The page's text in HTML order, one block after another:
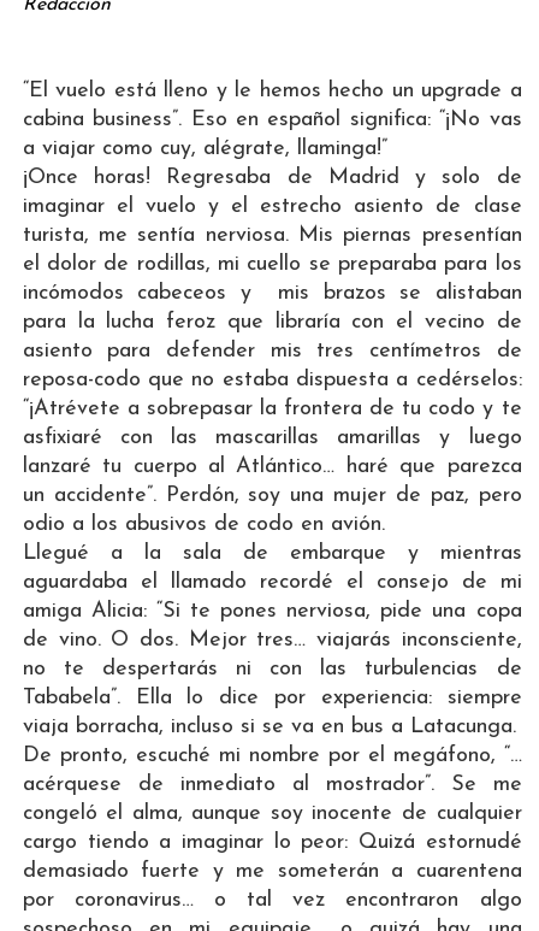
Redacción
“El vuelo está lleno y le hemos hecho un upgrade a
cabina business”. Eso en español significa: “¡No vas
a viajar como cuy, alégrate, llaminga!”
¡Once horas! Regresaba de Madrid y solo de
imaginar el vuelo y el estrecho asiento de clase
turista, me sentía nerviosa. Mis piernas presentían
el dolor de rodillas, mi cuello se preparaba para los
incómodos cabeceos y mis brazos se alistaban
para la lucha feroz que libraría con el vecino de
asiento para defender mis tres centímetros de
reposa-codo que no estaba dispuesta a cedérselos:
“¡Atrévete a sobrepasar la frontera de tu codo y te
asfixiaré con las mascarillas amarillas y luego
lanzaré tu cuerpo al Atlántico… haré que parezca
un accidente”. Perdón, soy una mujer de paz, pero
odio a los abusivos de codo en avión.
Llegué a la sala de embarque y mientras
aguardaba el llamado recordé el consejo de mi
amiga Alicia: “Si te pones nerviosa, pide una copa
de vino. O dos. Mejor tres… viajarás inconsciente,
no te despertarás ni con las turbulencias de
Tababela”. Ella lo dice por experiencia: siempre
viaja borracha, incluso si se va en bus a Latacunga.
De pronto, escuché mi nombre por el megáfono, “…
acérquese de inmediato al mostrador”. Se me
congeló el alma, aunque soy inocente de cualquier
cargo tiendo a imaginar lo peor: Quizá estornudé
demasiado fuerte y me someterán a cuarentena
por coronavirus… o tal vez encontraron algo